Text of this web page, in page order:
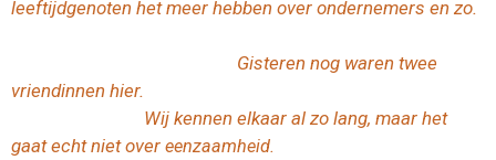
leeftijdgenoten het meer hebben over ondernemers en zo.
Gisteren nog waren twee
vriendinnen hier.
Wij kennen elkaar al zo lang, maar het
gaat echt niet over eenzaamheid.